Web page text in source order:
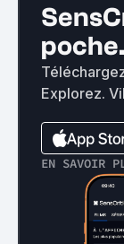
poche.
Explorez.
EN SAVOIR